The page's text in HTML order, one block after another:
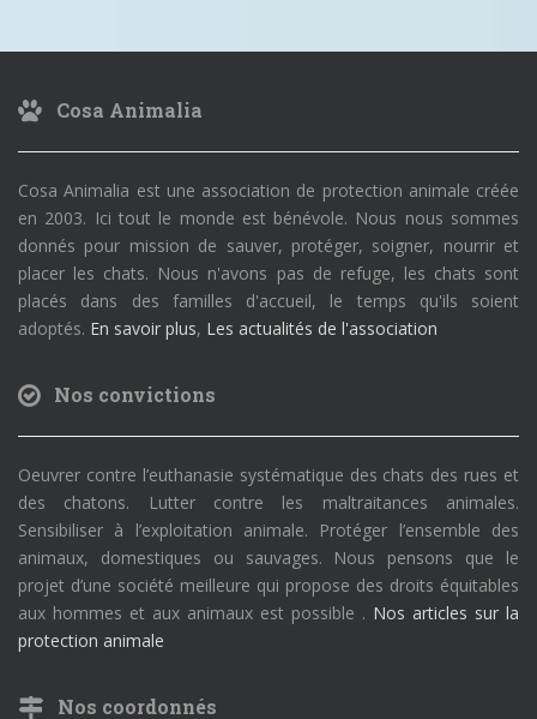
Cosa Animalia
Cosa Animalia est une association de protection animale créée
en 2003. Ici tout le monde est bénévole. Nous nous sommes
donnés pour mission de sauver, protéger, soigner, nourrir et
placer les chats. Nous n'avons pas de refuge, les chats sont
placés dans des familles d'accueil, le temps qu'ils soient
adoptés. En savoir plus, Les actualités de l'association
Nos convictions
Oeuvrer contre l’euthanasie systématique des chats des rues et
des chatons. Lutter contre les maltraitances animales.
Sensibiliser à l’exploitation animale. Protéger l’ensemble des
animaux, domestiques ou sauvages. Nous pensons que le
projet d’une société meilleure qui propose des droits équitables
aux hommes et aux animaux est possible . Nos articles sur la
protection animale
Nos coordonnés